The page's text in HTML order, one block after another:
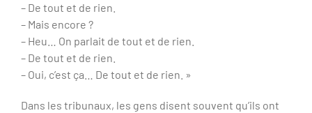
– De tout et de rien.
– Mais encore ?
– Heu… On parlait de tout et de rien.
– De tout et de rien.
– Oui, c’est ça… De tout et de rien. »
Dans les tribunaux, les gens disent souvent qu’ils ont